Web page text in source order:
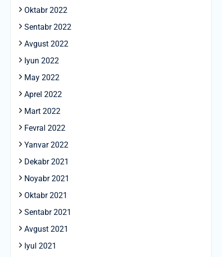
Oktabr 2022
Sentabr 2022
Avgust 2022
Iyun 2022
May 2022
Aprel 2022
Mart 2022
Fevral 2022
Yanvar 2022
Dekabr 2021
Noyabr 2021
Oktabr 2021
Sentabr 2021
Avgust 2021
Iyul 2021